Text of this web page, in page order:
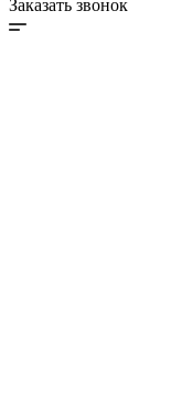
Заказать звонок